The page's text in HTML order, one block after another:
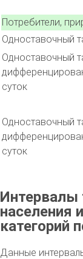
Потребители,
Одноставочный
Одноставочный
суток
Одноставочный
суток
Интервалы
населения
категорий
Данные